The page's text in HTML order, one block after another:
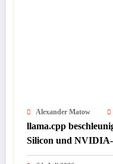
Alexander Matow
llama.cpp
Silicon und
Presse jetzt über